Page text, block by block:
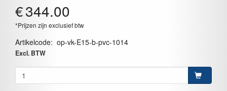
€344.00
*Prijzen zijn exclusief btw
Artikelcode: op-vk-E15-b-pvc-1014
Excl. BTW